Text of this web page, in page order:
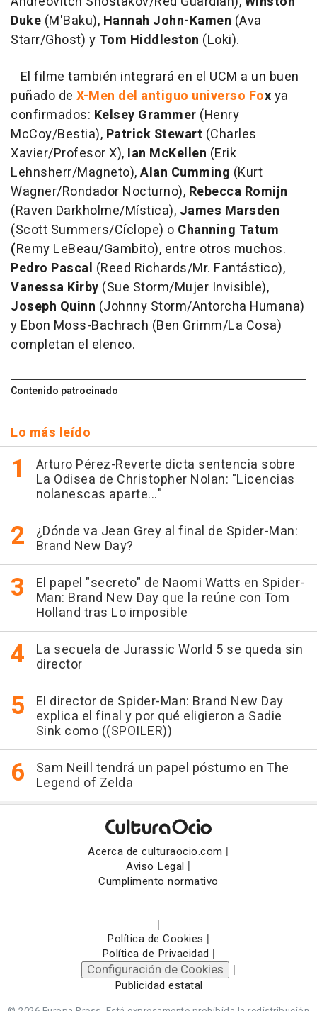
Duke (M'Baku), Hannah John-Kamen (Ava
Starr/Ghost) y Tom Hiddleston (Loki).
El filme también integrará en el UCM a un buen
puñado de X-Men del antiguo universo Foxya
confirmados: Kelsey Grammer (Henry
McCoy/Bestia), Patrick Stewart (Charles
Xavier/Profesor X), Ian McKellen (Erik
Lehnsherr/Magneto),Alan Cumming (Kurt
Wagner/Rondador Nocturno), Rebecca Romijn
(Raven Darkholme/Mística), James Marsden
(Scott Summers/Cíclope) o Channing Tatum
(Remy LeBeau/Gambito), entre otros muchos.
Pedro Pascal (Reed Richards/Mr. Fantástico),
Vanessa Kirby (Sue Storm/Mujer Invisible),
Joseph Quinn (Johnny Storm/Antorcha Humana)
y Ebon Moss-Bachrach (Ben Grimm/La Cosa)
completan el elenco.
Contenido patrocinado
Lo más leído
Arturo Pérez-Reverte dicta sentencia sobre
La Odisea de Christopher Nolan: "Licencias
nolanescas aparte..."
¿Dónde va Jean Grey al final de Spider-Man:
Brand New Day?
El papel "secreto" de Naomi Watts en Spider-
Man: Brand New Day que la reúne con Tom
Holland tras Lo imposible
La secuela de Jurassic World 5 se queda sin
director
El director de Spider-Man: Brand New Day
explica el final y por qué eligieron a Sadie
Sink como ((SPOILER))
Sam Neill tendrá un papel póstumo en The
Legend of Zelda
Acerca de culturaocio.com |
Aviso Legal |
Cumplimento normativo
|
Política de Cookies |
Política de Privacidad |
Configuración de Cookies |
Publicidad estatal